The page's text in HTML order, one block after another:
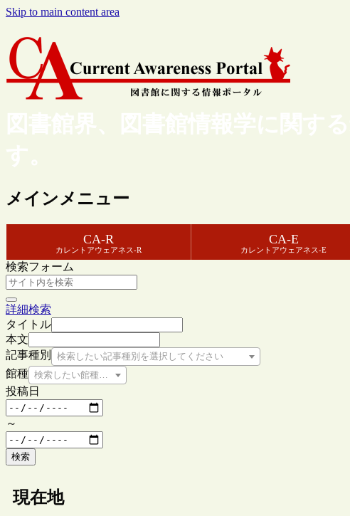
Skip to main content area
図書館界、図書館情報学に関す
す。
メインメニュー
CA-R
カレントアウェアネス-R
CA-E
カレントアウェアネス-E
検索フォーム
詳細検索
タイトル
本文
記事種別
検索したい記事種別を選択してください
館種 検索したい館種を選択してください
投稿日
～
検索
現在地